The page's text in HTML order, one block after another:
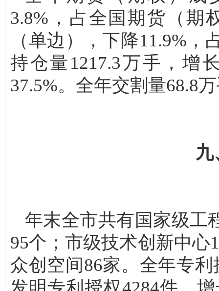
3.8%，占全国期货（期
（单边），下降11.9%
持仓量1217.3万手，增
37.5%。全年交割量68.8
九
年末全市共有国家级工
95个；市级技术创新中心
众创空间86家。全年专